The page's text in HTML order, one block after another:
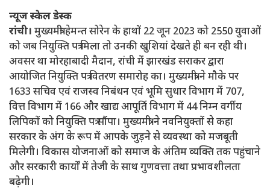
न्यूज स्केल डेस्क
रांची। मुख्यमंत्री हेमन्त सोरेन के हाथों 22 जून 2023 को 2550 युवाओं
को जब नियुक्ति पत्र मिला तो उनकी खुशियां देखते ही बन रही थी।
अवसर था मोरहाबादी मैदान, रांची में झारखंड सराकर द्वारा
आयोजित नियुक्ति पत्र वितरण समारोह का। मुख्यमंत्री ने मौके पर
1633 सचिव एवं राजस्व निबंधन एवं भूमि सुधार विभाग में 707,
वित्त विभाग में 166 और खाद्य आपूर्ति विभाग में 44 निम्न वर्गीय
लिपिकों को नियुक्ति पत्र सौंपा। मुख्यमंत्री ने नवनियुक्तों से कहा
सरकार के अंग के रूप में आपके जुड़ने से व्यवस्था को मजबूती
मिलेगी। विकास योजनाओं को समाज के अंतिम व्यक्ति तक पहुंचाने
और सरकारी कार्यों में तेजी के साथ गुणवत्ता तथा प्रभावशीलता
बढ़ेगी।